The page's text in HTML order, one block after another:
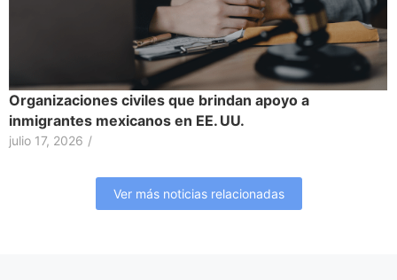
Organizaciones civiles que brindan apoyo a
inmigrantes mexicanos en EE. UU.
julio 17, 2026 /
Ver más noticias relacionadas